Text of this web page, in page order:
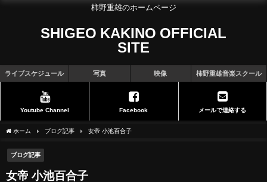
柿野重雄のホームページ
SHIGEO KAKINO OFFICIAL
SITE
ライブスケジュール 写真 映像 柿野重雄音楽スクール
Youtube Channel Facebook メールで連絡する
ホーム ブログ記事 女帝 小池百合子
ブログ記事
女帝 小池百合子